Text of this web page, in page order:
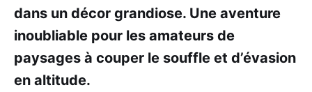
dans un décor grandiose. Une aventure
inoubliable pour les amateurs de
paysages à couper le souffle et d’évasion
en altitude.